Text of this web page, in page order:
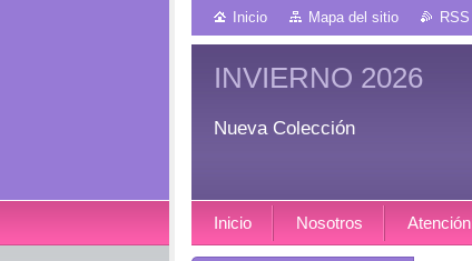
Inicio Mapa del sitio RSS
INVIERNO 2026
Nueva Colección
Inicio Nosotros